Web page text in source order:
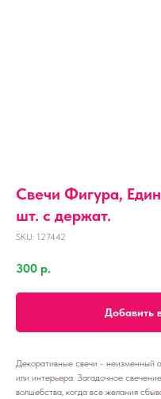
Свечи Фигура,
шт. с держат.
SKU: 127442
300 р.
Добавить
Декоративные свечи - неизменный
или интерьера. Загадочное
волшебства, когда все желания